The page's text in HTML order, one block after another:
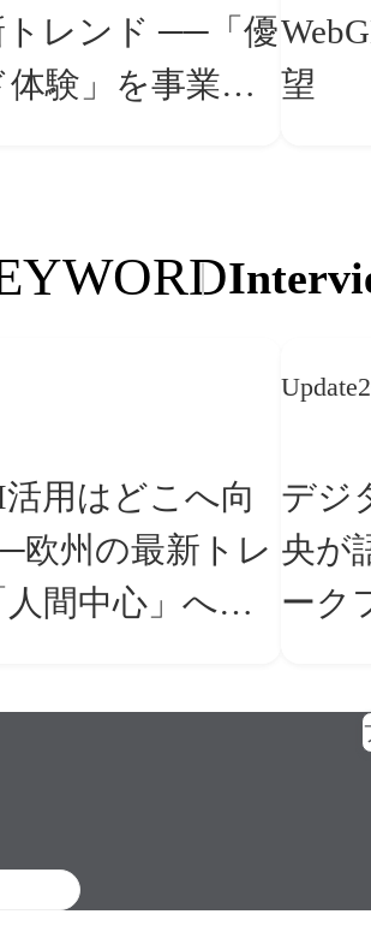
ンド ──「優
験」を事業と
望
用はどこへ向
欧州の最新トレ
間中心」への
Update
デジ
央が
ーク
美意